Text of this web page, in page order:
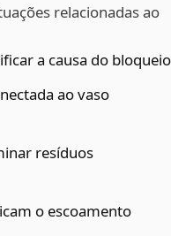
relacionadas ao
a causa do bloqueio
ao vaso
resíduos
o escoamento